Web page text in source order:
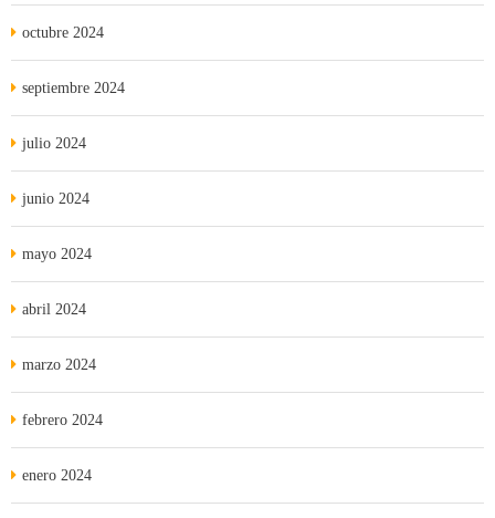
octubre 2024
septiembre 2024
julio 2024
junio 2024
mayo 2024
abril 2024
marzo 2024
febrero 2024
enero 2024